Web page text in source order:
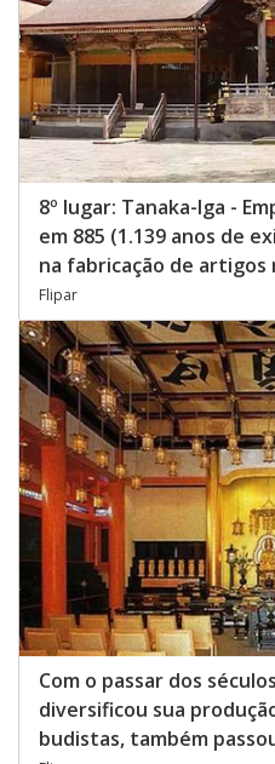
8º lugar: Tanaka-Iga -
em 885 (1.139 anos de
na fabricação de artigos
Flipar
Com o passar dos
diversificou sua
budistas, também